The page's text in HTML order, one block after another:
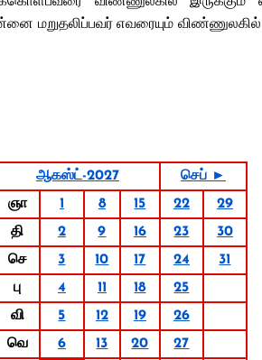
மறுதலிப்பவர் எவரையும்
ஆகஸ்ட்-2027
செப் ►
ஞா
1 8 15 22
29
தி
2 9 16 23
30
செ
3 10 17 24
31
பு
4 11 18
25
வி
5 12 19
26
வெ
6 13 20
27